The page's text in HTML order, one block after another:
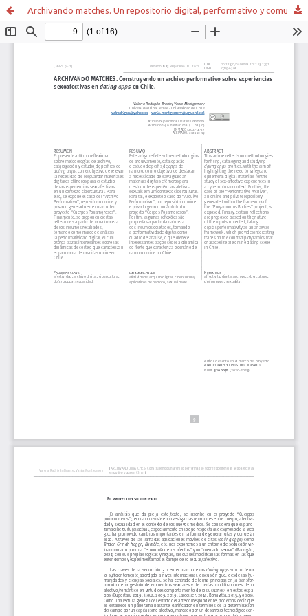
Archivando matches. Un repositorio digital, performativo y comunitario sobre experiencias sexoafectivas en dating apps